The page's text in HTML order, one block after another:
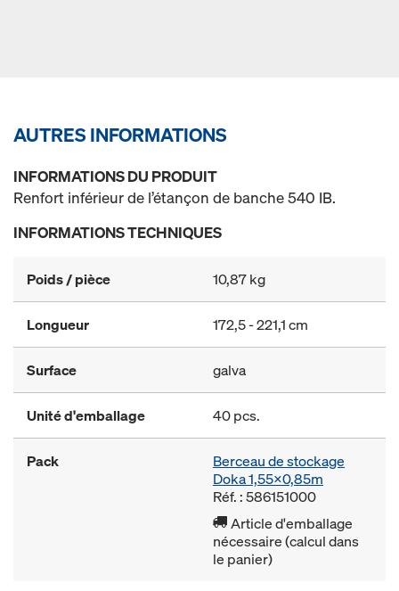
AUTRES INFORMATIONS
INFORMATIONS DU PRODUIT
Renfort inférieur de l’étançon de banche 540 IB.
INFORMATIONS TECHNIQUES
Poids / pièce 10,87 kg
Longueur 172,5 - 221,1 cm
Surface galva
Unité d'emballage 40 pcs.
Pack
Berceau de stockage
Doka 1,55x0,85m
Réf. : 586151000
Article d'emballage
nécessaire (calcul dans
le panier)